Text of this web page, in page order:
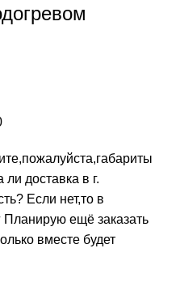
доставка в г.
Если нет,то в
Планирую ещё заказать
вместе будет